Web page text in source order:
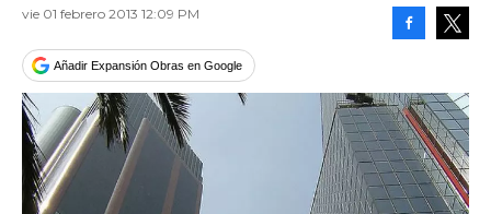
vie 01 febrero 2013 12:09 PM
Añadir Expansión Obras en Google